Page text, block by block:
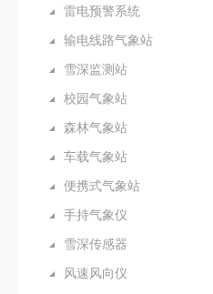
雷电预警系统
输电线路气象站
雪深监测站
校园气象站
森林气象站
车载气象站
便携式气象站
手持气象仪
雪深传感器
风速风向仪